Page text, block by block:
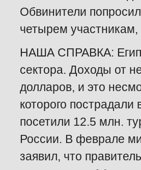
Обвинители
четырем
НАША СПРАВКА:
сектора. Доходы от
долларов, и это
которого
посетили 12.5 млн.
России. В феврале
заявил, что